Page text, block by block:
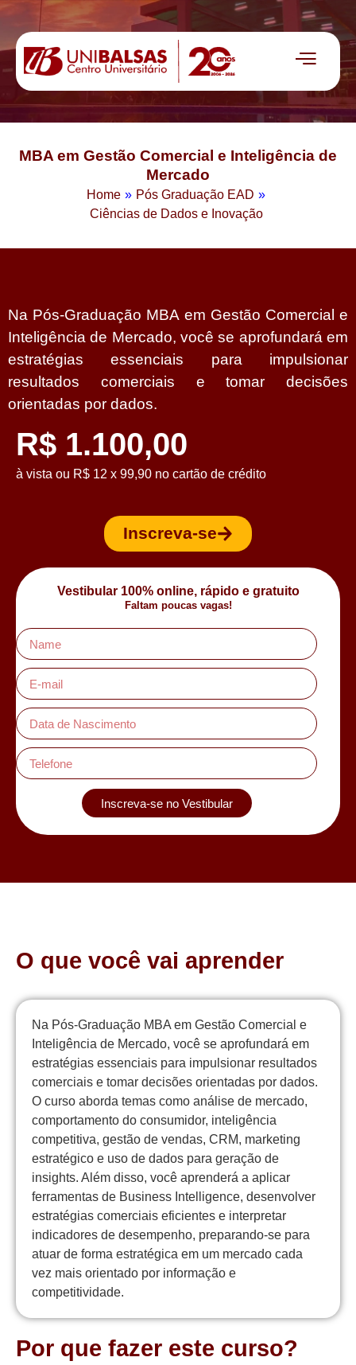
MBA em Gestão Comercial e Inteligência de
Mercado
Home » Pós Graduação EAD »
Ciências de Dados e Inovação
Na Pós-Graduação MBA em Gestão Comercial e
Inteligência de Mercado, você se aprofundará em
estratégias essenciais para impulsionar
resultados comerciais e tomar decisões
orientadas por dados.
R$ 1.100,00
à vista ou R$ 12 x 99,90 no cartão de crédito
Inscreva-se
Vestibular 100% online, rápido e gratuito
Faltam poucas vagas!
Inscreva-se no Vestibular
O que você vai aprender
Na Pós-Graduação MBA em Gestão Comercial e
Inteligência de Mercado, você se aprofundará em
estratégias essenciais para impulsionar resultados
comerciais e tomar decisões orientadas por dados.
O curso aborda temas como análise de mercado,
comportamento do consumidor, inteligência
competitiva, gestão de vendas, CRM, marketing
estratégico e uso de dados para geração de
insights. Além disso, você aprenderá a aplicar
ferramentas de Business Intelligence, desenvolver
estratégias comerciais eficientes e interpretar
indicadores de desempenho, preparando-se para
atuar de forma estratégica em um mercado cada
vez mais orientado por informação e
competitividade.
Por que fazer este curso?